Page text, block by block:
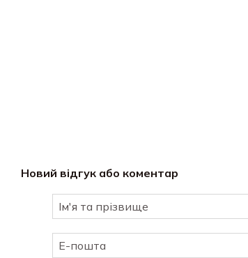
Новий відгук або коментар